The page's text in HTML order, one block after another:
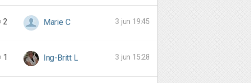
2 Marie C 3 jun 19:45
1 Ing-Britt L 3 jun 15:28